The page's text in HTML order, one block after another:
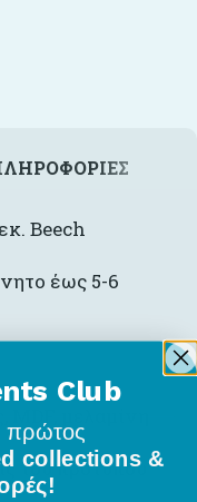
Beech
έως 5-6
μελαμίνη
του προτύπου
Club
πρώτος
collections &